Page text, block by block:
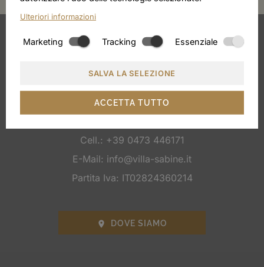
VILLA SABINE
Cell.: +39 0473 446171
E-Mail: info@villa-sabine.it
Partita Iva: IT02824360214
 DOVE SIAMO
Ulteriori informazioni
Marketing Tracking Essenziale
SALVA LA SELEZIONE
ACCETTA TUTTO